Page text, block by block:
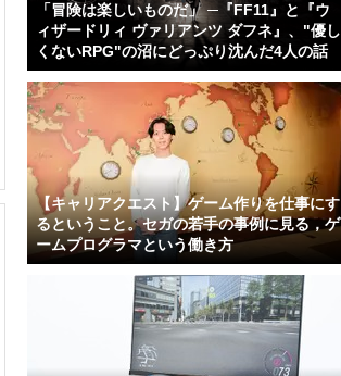
「冒険は楽しいものだ」 ─『FF11』と『ウ
ィザードリィ ヴァリアンツ ダフネ』、"優し
くないRPG"の沼にどっぷり沈んだ4人の話
【キャリアクエスト】ゲーム作りを仕事にす
るということ。セガの若手の事例に見る，ゲ
ームプログラマという働き方